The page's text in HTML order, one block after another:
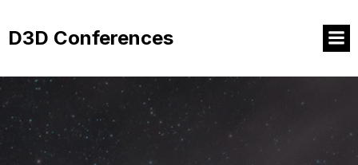
contenu
D3D Conferences